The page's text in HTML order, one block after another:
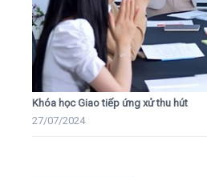
Khóa học Giao tiếp ứng xử thu hút
27/07/2024